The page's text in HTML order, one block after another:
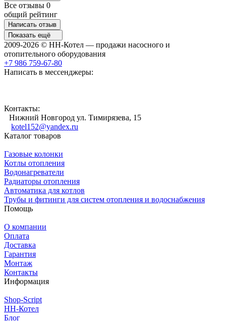
Все отзывы 0
общий рейтинг
Написать отзыв
Показать ещё
2009-2026 © НН-Котел — продажи насосного и
отопительного оборудования
+7 986 759-67-80
Написать в мессенджеры:
Контакты:
Нижний Новгород ул. Тимирязева, 15
kotel152@yandex.ru
Каталог товаров
Газовые колонки
Котлы отопления
Водонагреватели
Радиаторы отопления
Автоматика для котлов
Трубы и фитинги для систем отопления и водоснабжения
Помощь
О компании
Оплата
Доставка
Гарантия
Монтаж
Контакты
Информация
Shop-Script
НН-Котел
Блог